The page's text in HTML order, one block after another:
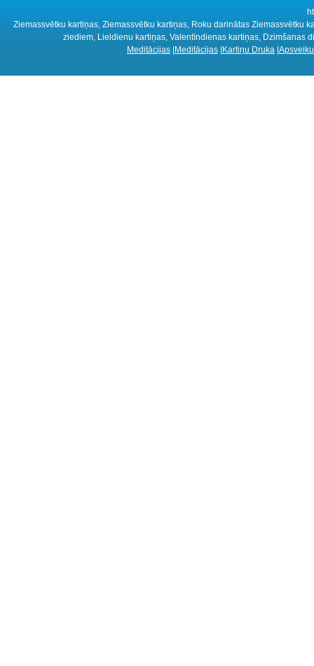
Ziemassvētku kartiņas, Ziemassvētku kartiņas, Roku darinātas Ziemassvētku
ziediem, Lieldienu kartiņas, Valentīndienas kartiņas, Dzimšanas
Meditācijas |Meditācijas |Kartiņu Druka |